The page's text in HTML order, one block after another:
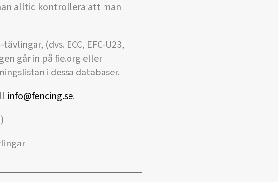
alltid kontrollera att man
(dvs. ECC, EFC-U23,
går in på fie.org eller
i dessa databaser.
info@fencing.se.